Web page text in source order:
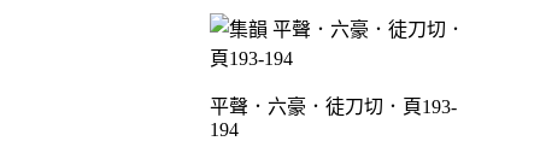
平聲．六豪．徒刀切．頁193-
194